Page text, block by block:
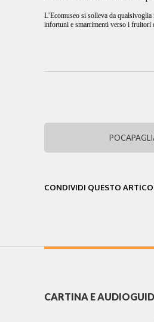
L’Ecomuseo si solleva da
infortuni e smarrimenti verso i fruitori
CONDIVIDI QUESTO
CARTINA E